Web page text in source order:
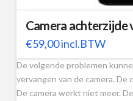
Camera achterzijde
€59,00incl.BTW
De volgende problemen
vervangen van de camera. De
De camera werkt niet meer.